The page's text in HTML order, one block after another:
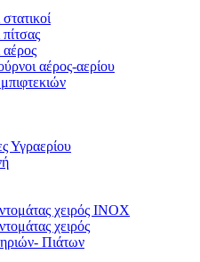
αέρος-αερίου
Υγραερίου
χειρός ΙΝΟΧ
χειρός
Πιάτων